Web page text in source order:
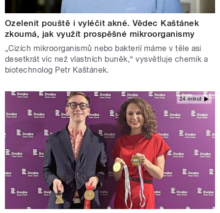
Ozelenit pouště i vyléčit akné. Vědec Kaštánek
zkoumá, jak využít prospěšné mikroorganismy
„Cizích mikroorganismů nebo bakterií máme v těle asi
desetkrát víc než vlastních buněk,“ vysvětluje chemik a
biotechnolog Petr Kaštánek.
24 minut